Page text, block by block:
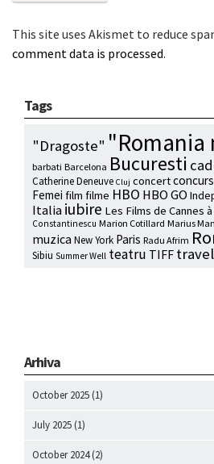
This site uses Akismet to reduce
comment data is processed.
Tags
"Dragoste" "Romania
barbati Barcelona Bucuresti
Catherine Deneuve Cluj concertconcurs
Femei film filme HBO HBO GO
Italiaiubire Les Films de Cannes
Constantinescu Marion Cotillard Marius
muzica New York Paris Radu Afrim
Sibiu Summer Well teatru TIFF travel
Arhiva
October 2025 (1)
July 2025 (1)
October 2024(2)